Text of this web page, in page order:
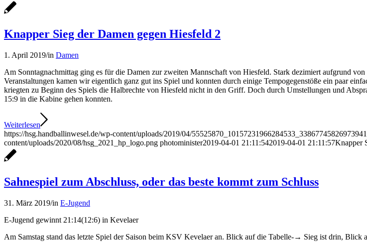
Knapper Sieg der Damen gegen Hiesfeld 2
1. April 2019/in Damen
Am Sonntagnachmittag ging es für die Damen zur zweiten Mannschaft von Hiesfeld. Stark dezimiert aufgrund
Veranstaltungen kamen wir eigentlich ganz gut ins Spiel und konnten durch einige Tempogegenstöße ein paar
kriegten zu Beginn des Spiels die Halbrechte von Hiesfeld nicht in den Griff. Doch durch Umstellungen und
15:9 in die Kabine gehen konnten.
Weiterlesen
https://hsg.handballinwesel.de/wp-content/uploads/2019/04/
content/uploads/2020/08/hsg_2021_hp_logo.png photominister2019-04-01 21:11:542019-04-01 21:11:57Knapper
Sahnespiel zum Abschluss, oder das beste kommt zum Schluss
31. März 2019/in E-Jugend
E-Jugend gewinnt 21:14(12:6) in Kevelaer
Am Samstag stand das letzte Spiel der Saison beim KSV Kevelaer an. Blick auf die Tabelle-→ Sieg ist drin,